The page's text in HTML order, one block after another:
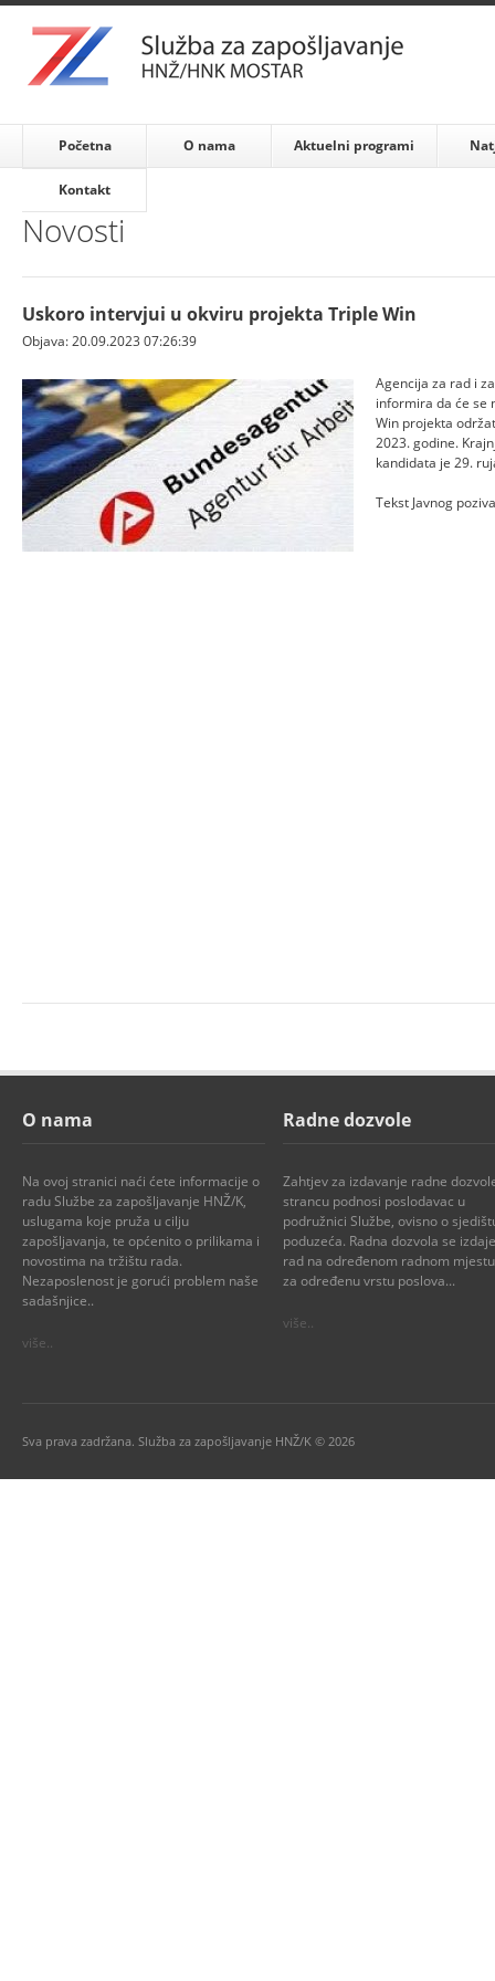
Početna O nama Aktuelni programi
Kontakt
Novosti
Uskoro intervjui u okviru projekta Triple Win
Objava: 20.09.2023 07:26:39
Agencija za rad i
informira da će se
Win projekta
2023. godine.
kandidata je 29.
Tekst Javnog
O nama
Na ovoj stranici naći ćete informacije o
radu Službe za zapošljavanje HNŽ/K,
uslugama koje pruža u cilju
zapošljavanja, te općenito o prilikama i
novostima na tržištu rada.
Nezaposlenost je gorući problem naše
sadašnjice..
više..
Radne dozvole
Zahtjev za izdavanje radne
strancu podnosi poslodavac u
podružnici Službe, ovisno o
poduzeća. Radna dozvola se
rad na određenom radnom
za određenu vrstu poslova...
više..
Sva prava zadržana. Služba za zapošljavanje HNŽ/K © 2026